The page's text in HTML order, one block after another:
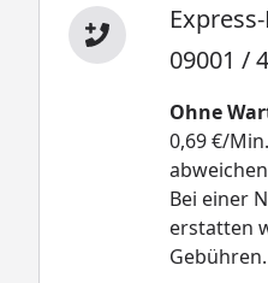
09001 /
Ohne
0,69 €/
Bei einer
erstatten
Gebühren.